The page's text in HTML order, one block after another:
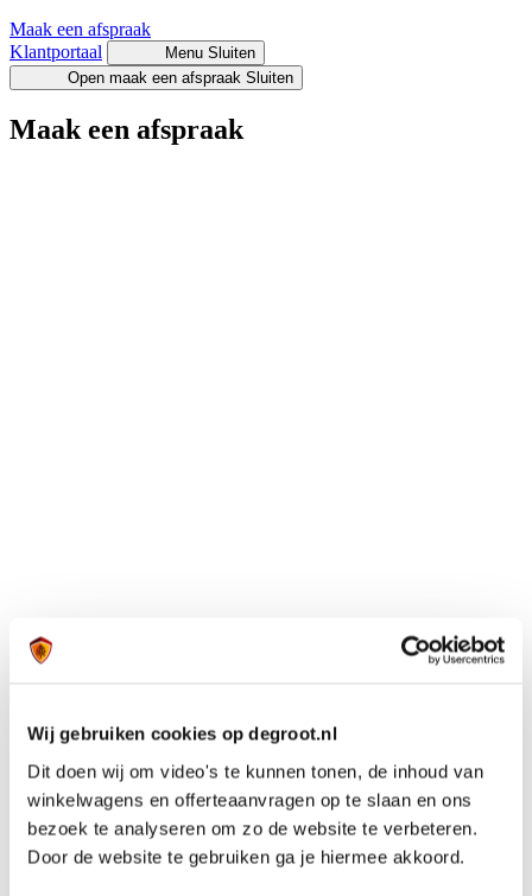
Wij gebruiken cookies op degroot.nl
Dit doen wij om video's te kunnen tonen, de inhoud van
winkelwagens en offerteaanvragen op te slaan en ons
bezoek te analyseren om zo de website te verbeteren.
Door de website te gebruiken ga je hiermee akkoord.
Maak een afspraak
Klantportaal
Menu Sluiten
Open maak een afspraak Sluiten
Maak een afspraak